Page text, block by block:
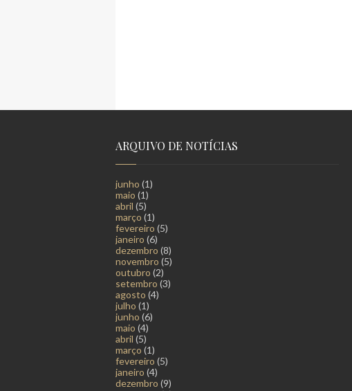
ARQUIVO DE NOTÍCIAS
junho (1)
maio (1)
abril (5)
março (1)
fevereiro (5)
janeiro (6)
dezembro (8)
novembro (5)
outubro (2)
setembro (3)
agosto (4)
julho (1)
junho (6)
maio (4)
abril (5)
março (1)
fevereiro (5)
janeiro (4)
dezembro (9)